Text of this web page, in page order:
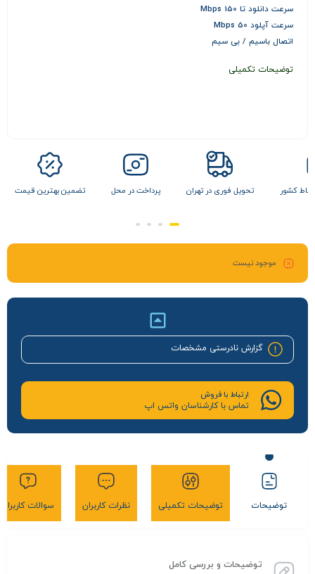
سرعت دانلود تا 150 Mbps
سرعت آپلود 50 Mbps
اتصال باسیم / بی سیم
توضیحات تکمیلی
نقاط کشور تحویل فوری در تهران پرداخت در محل تضمین بهترین قیمت
موجود نیست
گزارش نادرستی مشخصات
ارتباط با فروش
تماس با کارشناسان واتس اپ
توضیحات توضیحات تکمیلی نظرات کاربران سوالات کاربران
توضیحات و بررسی کامل